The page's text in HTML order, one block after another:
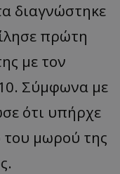
διαγνώστηκε
πρώτη
με τον
Σύμφωνα με
ότι υπήρχε
μωρού της